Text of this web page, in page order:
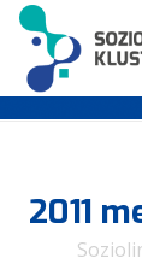
2011